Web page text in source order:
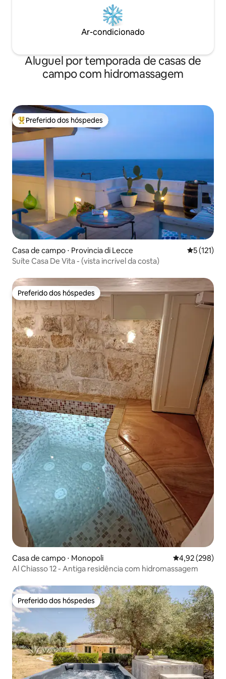
Ar-condicionado
Aluguel por temporada de casas de
campo com hidromassagem
Entre os melhores preferidos dos hóspedes
Preferido dos hóspedes
Casa de campo ⋅ Provincia di Lecce 5 de uma
5 (121)
Suíte Casa De Vita - (vista incrível da costa)
Preferido dos hóspedes
Preferido dos hóspedes
Casa de campo ⋅ Monopoli 4,92 de uma
4,92 (298)
Al Chiasso 12 - Antiga residência com hidromassagem
Preferido dos hóspedes
Preferido dos hóspedes